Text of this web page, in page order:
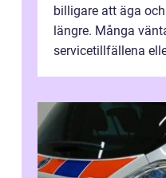
billigare att äga
längre. Många
servicetillfällena